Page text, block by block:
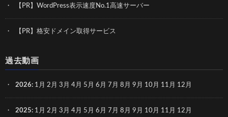
【PR】WordPress表示速度No.1高速サーバー
【PR】格安ドメイン取得サービス
過去動画
2026: 1月 2月 3月 4月 5月 6月 7月 8月 9月 10月 11月 12月
2025: 1月 2月 3月 4月 5月 6月 7月 8月 9月 10月 11月 12月